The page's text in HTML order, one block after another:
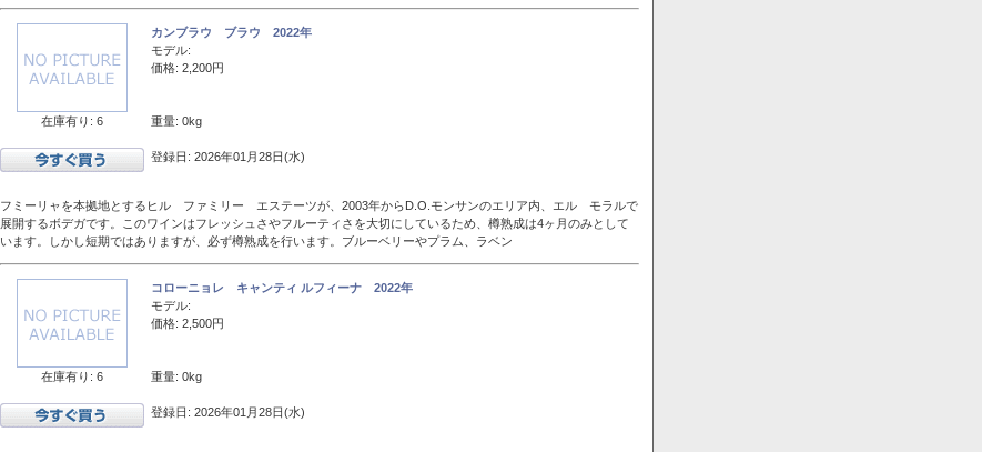
在庫有り: 6
カンブラウ ブラウ 2022年
モデル:
価格: 2,200円
重量: 0kg
登録日: 2026年01月28日(水)
フミーリャを本拠地とするヒル ファミリー エステーツが、2003年からD.O.モンサンのエリア内、エル モラルで
展開するボデガです。このワインはフレッシュさやフルーティさを大切にしているため、樽熟成は4ヶ月のみとして
います。しかし短期ではありますが、必ず樽熟成を行います。ブルーベリーやプラム、ラベン
在庫有り: 6
コローニョレ キャンティ ルフィーナ 2022年
モデル:
価格: 2,500円
重量: 0kg
登録日: 2026年01月28日(水)